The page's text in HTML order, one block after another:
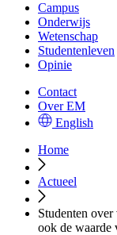
Campus
Onderwijs
Wetenschap
Studentenleven
Opinie
Contact
Over EM
English
Home
Actueel
Studenten
ook de waarde